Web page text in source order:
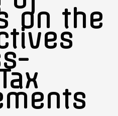
on the